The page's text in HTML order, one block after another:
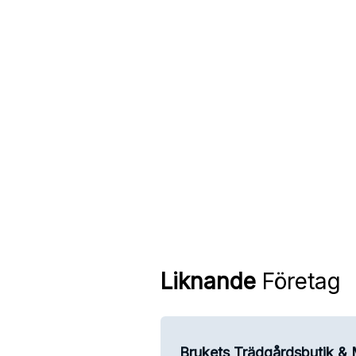
LiknandeFöretag
Brukets Trädgårdsbutik &